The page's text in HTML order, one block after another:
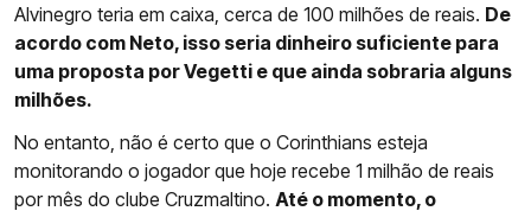
Alvinegro teria em caixa, cerca de 100 milhões de reais. De
acordo com Neto, isso seria dinheiro suficiente para
uma proposta por Vegetti e que ainda sobraria alguns
milhões.
No entanto, não é certo que o Corinthians esteja
monitorando o jogador que hoje recebe 1 milhão de reais
por mês do clube Cruzmaltino. Até o momento, o